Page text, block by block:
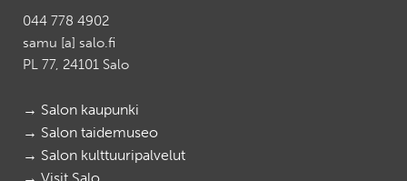
044 778 4902
samu [a] salo.fi
PL 77, 24101 Salo
→ Salon kaupunki
→ Salon taidemuseo
→ Salon kulttuuripalvelut
→ Visit Salo